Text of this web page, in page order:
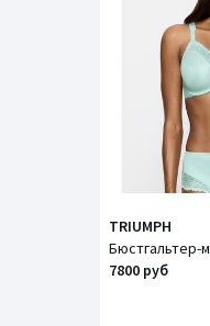
TRIUMPH
7800 руб